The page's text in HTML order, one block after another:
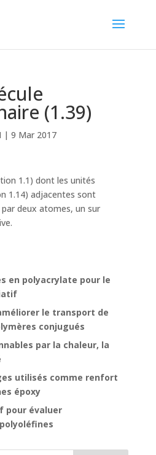
(1.39)
| 9 Mar 2017
1.1) dont les unités
1.14) adjacentes sont
deux atomes, un sur
en polyacrylate pour le
le transport de
conjugués
par la chaleur, la
utilisés comme renfort
époxy
pour évaluer